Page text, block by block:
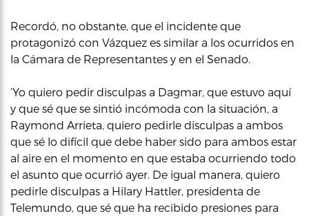
Recordó, no obstante, que el incidente que
protagonizó con Vázquez es similar a los ocurridos en
la Cámara de Representantes y en el Senado.
‘Yo quiero pedir disculpas a Dagmar, que estuvo aquí
y que sé que se sintió incómoda con la situación, a
Raymond Arrieta, quiero pedirle disculpas a ambos
que sé lo difícil que debe haber sido para ambos estar
al aire en el momento en que estaba ocurriendo todo
el asunto que ocurrió ayer. De igual manera, quiero
pedirle disculpas a Hilary Hattler, presidenta de
Telemundo, que sé que ha recibido presiones para